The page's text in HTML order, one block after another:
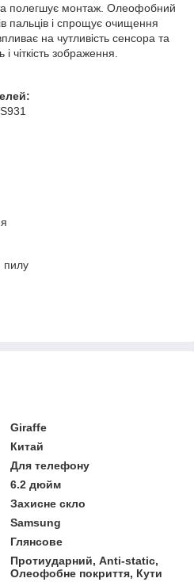
полегшує монтаж. Олеофобний
пальців і спрощує очищення
на чутливість сенсора та
чіткість зображення.
пилу
Giraffe
Китай
Для телефону
6.2 дюйм
Захисне скло
Samsung
Глянсове
Протиударний, Anti-static,
Олеофобне покриття, Кути